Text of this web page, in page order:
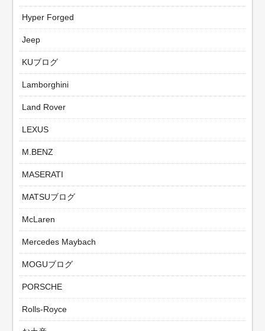
Hyper Forged
Jeep
KUブログ
Lamborghini
Land Rover
LEXUS
M.BENZ
MASERATI
MATSUブログ
McLaren
Mercedes Maybach
MOGUブログ
PORSCHE
Rolls-Royce